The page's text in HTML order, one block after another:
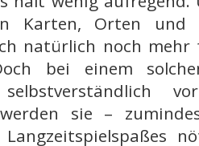
Karten, Orten und
natürlich noch
bei einem
sie –